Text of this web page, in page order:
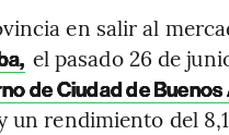
en salir al
el pasado 26 de
de Ciudad de Buenos
un rendimiento del